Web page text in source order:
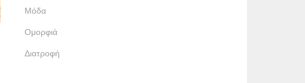
Μόδα
Ομορφιά
Διατροφή